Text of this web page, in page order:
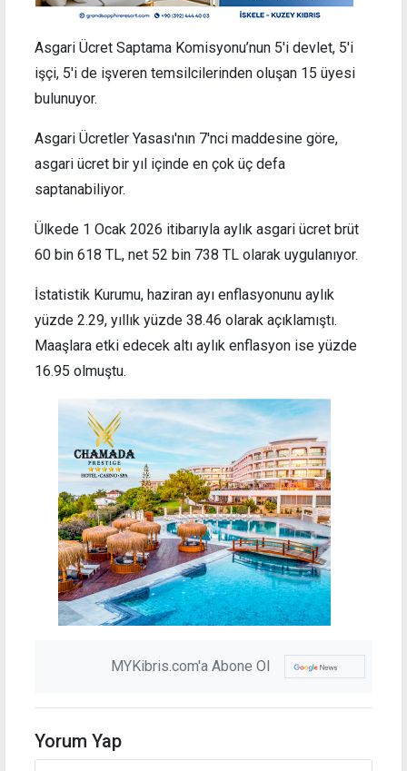
Asgari Ücret Saptama Komisyonu’nun 5'i devlet, 5'i
işçi, 5'i de işveren temsilcilerinden oluşan 15 üyesi
bulunuyor.
Asgari Ücretler Yasası'nın 7'nci maddesine göre,
asgari ücret bir yıl içinde en çok üç defa
saptanabiliyor.
Ülkede 1 Ocak 2026 itibarıyla aylık asgari ücret brüt
60 bin 618 TL, net 52 bin 738 TL olarak uygulanıyor.
İstatistik Kurumu, haziran ayı enflasyonunu aylık
yüzde 2.29, yıllık yüzde 38.46 olarak açıklamıştı.
Maaşlara etki edecek altı aylık enflasyon ise yüzde
16.95 olmuştu.
MYKibris.com'a Abone Ol
Yorum Yap